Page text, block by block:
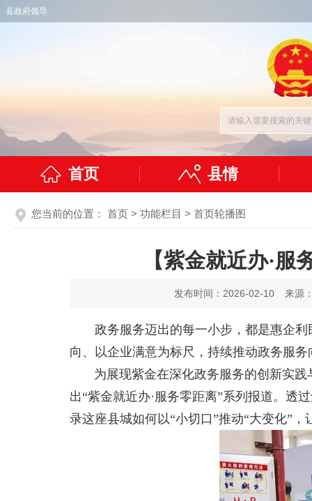
县政府领导
首页 县情
您当前的位置： 首页 > 功能栏目 > 首页轮播图
【紫金就近办·
发布时间：2026-02-10 来源
政务服务迈出的每一小步，都是惠企利
向、以企业满意为标尺，持续推动政务服
为展现紫金在深化政务服务的创新实践
出“紫金就近办·服务零距离”系列报道。透
录这座县城如何以“小切口”推动“大变化”